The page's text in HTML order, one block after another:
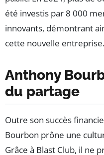
été investis par 8 000
innovants, démontrant
cette nouvelle entreprise.
Anthony
du partage
Outre son succès
Bourbon prône une
Grâce à Blast Club, il ne